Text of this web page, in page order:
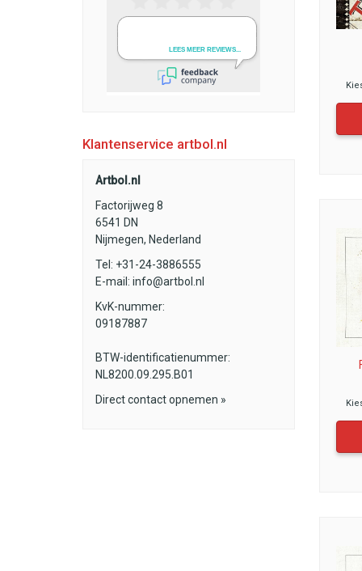
Klantenservice artbol.nl
Artbol.nl
Factorijweg 8
6541 DN
Nijmegen, Nederland
Tel: +31-24-3886555
E-mail: info@artbol.nl
KvK-nummer:
09187887
BTW-identificatienummer:
NL8200.09.295.B01
Direct contact opnemen »